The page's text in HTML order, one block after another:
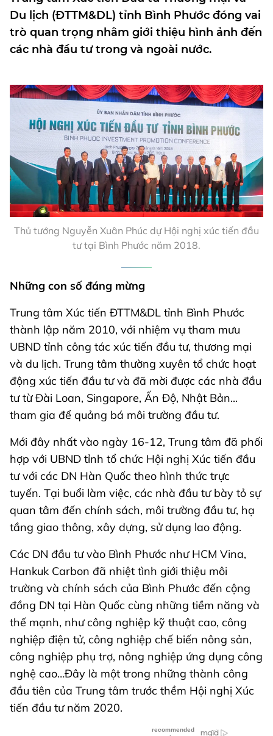
Du lịch (ĐTTM&DL) tỉnh Bình Phước đóng vai
trò quan trọng nhằm giới thiệu hình ảnh đến
các nhà đầu tư trong và ngoài nước.
Thủ tướng Nguyễn Xuân Phúc dự Hội nghị xúc tiến đầu
tư tại Bình Phước năm 2018.
Những con số đáng mừng
Trung tâm Xúc tiến ĐTTM&DL tỉnh Bình Phước
thành lập năm 2010, với nhiệm vụ tham mưu
UBND tỉnh công tác xúc tiến đầu tư, thương mại
và du lịch. Trung tâm thường xuyên tổ chức hoạt
động xúc tiến đầu tư và đã mời được các nhà đầu
tư từ Đài Loan, Singapore, Ấn Độ, Nhật Bản...
tham gia để quảng bá môi trường đầu tư.
Mới đây nhất vào ngày 16-12, Trung tâm đã phối
hợp với UBND tỉnh tổ chức Hội nghị Xúc tiến đầu
tư với các DN Hàn Quốc theo hình thức trực
tuyến. Tại buổi làm việc, các nhà đầu tư bày tỏ sự
quan tâm đến chính sách, môi trường đầu tư, hạ
tầng giao thông, xây dựng, sử dụng lao động.
Các DN đầu tư vào Bình Phước như HCM Vina,
Hankuk Carbon đã nhiệt tình giới thiệu môi
trường và chính sách của Bình Phước đến cộng
đồng DN tại Hàn Quốc cùng những tiềm năng và
thế mạnh, như công nghiệp kỹ thuật cao, công
nghiệp điện tử, công nghiệp chế biến nông sản,
công nghiệp phụ trợ, nông nghiệp ứng dụng công
nghệ cao…Đây là một trong những thành công
đầu tiên của Trung tâm trước thềm Hội nghị Xúc
tiến đầu tư năm 2020.